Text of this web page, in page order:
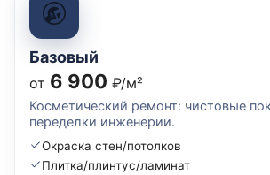
Базовый
от 6 900 ₽/м²
Косметический ремонт: чистовые
переделки инженерии.
Окраска стен/потолков
Плитка/плинтус/ламинат